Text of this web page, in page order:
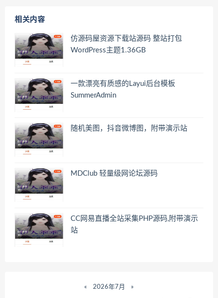
相关内容
仿源码屋资源下载站源码 整站打包
WordPress主题1.36GB
一款漂亮有质感的Layui后台模板
SummerAdmin
随机美图，抖音微博图，附带演示站
MDClub 轻量级网论坛源码
CC网易直播全站采集PHP源码,附带演示
站
« 2026年7月 »